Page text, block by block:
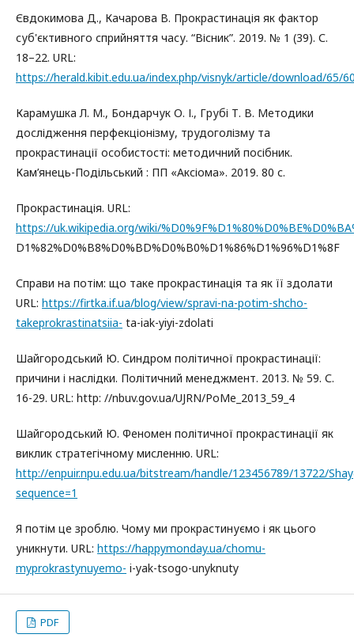
Євдокимова Д., Качарова В. Прокрастинація як фактор
суб'єктивного сприйняття часу. “Вісник”. 2019. № 1 (39). С.
18–22. URL:
https://herald.kibit.edu.ua/index.php/visnyk/article/download/65/
Карамушка Л. М., Бондарчук О. І., Грубі Т. В. Методики
дослідження перфекціонізму, трудоголізму та
прокрастинації особистості: методичний посібник.
Кам’янець-Подільський : ПП «Аксіома». 2019. 80 с.
Прокрастинація. URL:
https://uk.wikipedia.org/wiki/
D1%82%D0%B8%D0%BD%D0%B0%D1%86%D1%96%D1%8F
Справи на потім: що таке прокрастинація та як її здолати
URL: https://firtka.if.ua/blog/view/spravi-na-potim-shcho-
takeprokrastinatsiia- ta-iak-yiyi-zdolati
Шайгородський Ю. Синдром політичної прокрастинації:
причини і наслідки. Політичний менеджмент. 2013. № 59. С.
16-29. URL: http: //nbuv.gov.ua/UJRN/PoMe_2013_59_4
Шайгородський Ю. Феномен політичної прокрастинації як
виклик стратегічному мисленню. URL:
http://enpuir.npu.edu.ua/bitstream/handle/123456789/13722/
sequence=1
Я потім це зроблю. Чому ми прокрастинуємо і як цього
уникнути. URL: https://happymonday.ua/chomu-
myprokrastynuyemo- i-yak-tsogo-unyknuty
PDF